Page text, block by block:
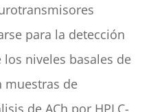
para la detección
niveles basales de
muestras de
de ACh por HPLC-